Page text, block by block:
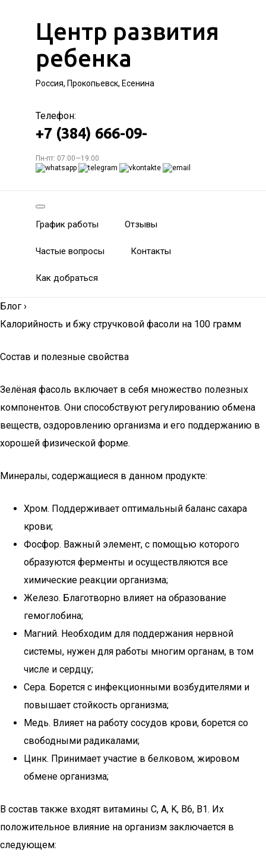
Центр развития
ребенка
Россия, Прокопьевск, Есенина
Телефон:
+7 (384) 666-09-
Пн-пт: 07:00—19:00
График работы Отзывы
Частые вопросы Контакты
Как добраться
Блог ›
Калорийность и бжу стручковой фасоли на 100 грамм
Состав и полезные свойства
Зелёная фасоль включает в себя множество полезных
компонентов. Они способствуют регулированию обмена
веществ, оздоровлению организма и его поддержанию в
хорошей физической форме.
Минералы, содержащиеся в данном продукте:
Хром. Поддерживает оптимальный баланс сахара
крови;
Фосфор. Важный элемент, с помощью которого
образуются ферменты и осуществляются все
химические реакции организма;
Железо. Благотворно влияет на образование
гемоглобина;
Магний. Необходим для поддержания нервной
системы, нужен для работы многим органам, в том
числе и сердцу;
Сера. Борется с инфекционными возбудителями и
повышает стойкость организма;
Медь. Влияет на работу сосудов крови, борется со
свободными радикалами;
Цинк. Принимает участие в белковом, жировом
обмене организма;
В состав также входят витамины С, A, K, B6, B1. Их
положительное влияние на организм заключается в
следующем: